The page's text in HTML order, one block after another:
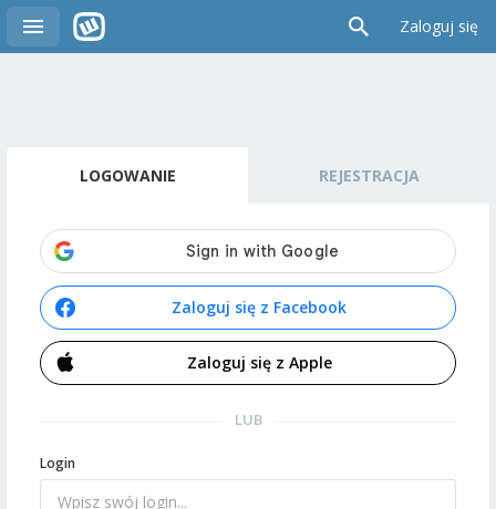
Zaloguj się
LOGOWANIE REJESTRACJA
Zaloguj się z Facebook
Zaloguj się z Apple
LUB
Login